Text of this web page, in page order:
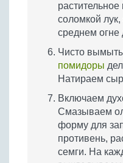
соломкой
среднем огне
Чисто
помидоры
Натираем
Включаем
Смазываем
форму для
противень,
семги. На